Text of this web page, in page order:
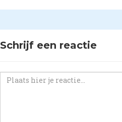
Schrijf een reactie